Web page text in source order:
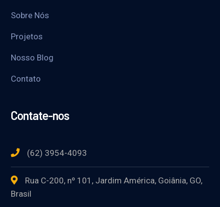
Sobre Nós
Projetos
Nosso Blog
Contato
Contate-nos
(62) 3954-4093
Rua C-200, nº 101, Jardim América, Goiânia, GO,
Brasil